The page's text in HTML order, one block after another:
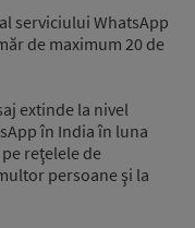
serviciului WhatsApp
de maximum 20 de
extinde la nivel
în India în luna
reţelele de
persoane şi la